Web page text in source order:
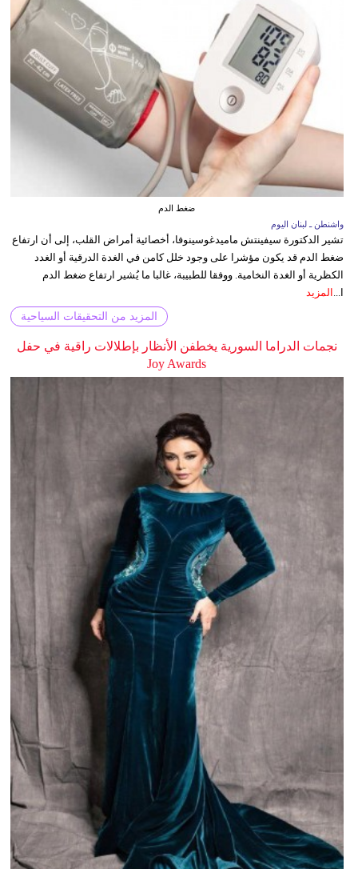
ضغط الدم
واشنطن ـ لبنان اليوم
تشير الدكتورة سيفينتش ماميدغوسينوفا، أخصائية أمراض القلب، إلى أن ارتفاع
ضغط الدم قد يكون مؤشرا على وجود خلل كامن في الغدة الدرقية أو الغدد
الكظرية أو الغدة النخامية. ووفقا للطبيبة، غالبا ما يُشير ارتفاع ضغط الدم
ا...
المزيد
المزيد من التحقيقات السياحية
نجمات الدراما السورية يخطفن الأنظار بإطلالات راقية في حفل
Joy Awards